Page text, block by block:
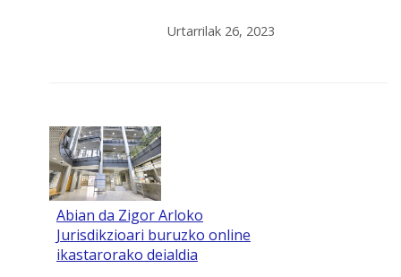
Urtarrilak 26, 2023
Abian da Zigor Arloko
Jurisdikzioari buruzko online
ikastarorako deialdia